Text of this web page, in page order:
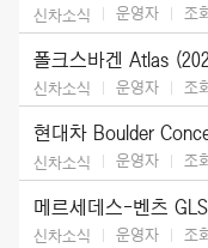
신차소식 운영자 조
폴크스바겐 Atlas
신차소식 운영자 조
현대차 Boulder
신차소식 운영자 조
메르세데스-벤츠
신차소식 운영자 조